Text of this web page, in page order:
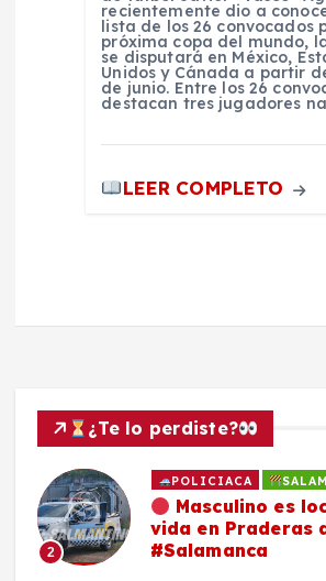
recientemente dio a
lista de los 26 convocados
próxima copa del mundo,
se disputará en México,
Unidos y Cánada a partir
de junio. Entre los 26
destacan tres jugadores
LEER COMPLETO
¿Te lo perdiste?
2
POLICIACA
Masculino es
vida en Praderas
#Salamanca